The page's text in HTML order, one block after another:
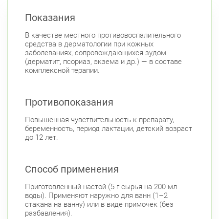
Парк Победы
Невский район
ул. Дыбенко ул., д. 8, к. 3 Круглосуточно
Улица Дыбенко
Петроградский район
Чкаловский пр., д. 60 Круглосуточно
Петроградская
Спортивная
Чкаловская
Горьковская
Чкаловская
Приморский район
Туристская ул., д.28 к.1 Круглосуточно
Беговая
Показания
В качестве местного противовоспалительного
средства в дерматологии при кожных
заболеваниях, сопровождающихся зудом
(дерматит, псориаз, экзема и др.) — в составе
комплексной терапии.
Противопоказания
Повышенная чувствительность к препарату,
беременность, период лактации, детский возраст
до 12 лет.
Способ применения
Приготовленный настой (5 г сырья на 200 мл
воды). Применяют наружно для ванн (1–2
стакана на ванну) или в виде примочек (без
разбавления).